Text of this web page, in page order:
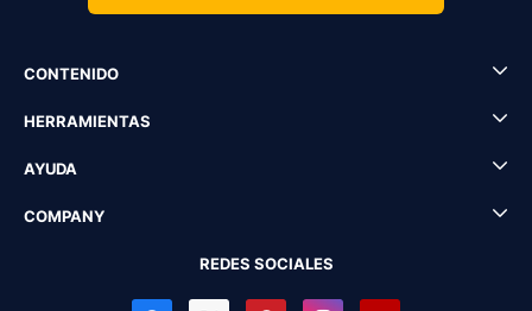
CONTENIDO
HERRAMIENTAS
AYUDA
COMPANY
REDES SOCIALES